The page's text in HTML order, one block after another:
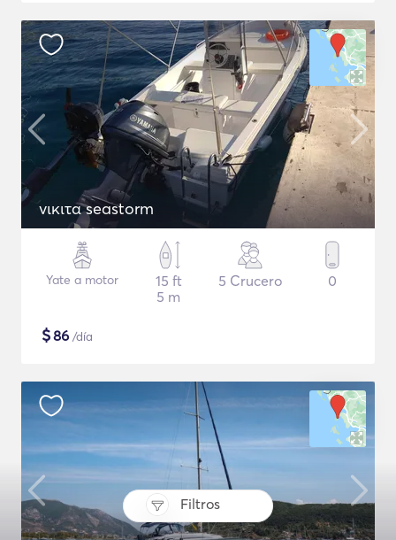
Filtros
νικιτα seastorm
Yate a motor
15 ft
5 m
5 Crucero 0
$86 /día